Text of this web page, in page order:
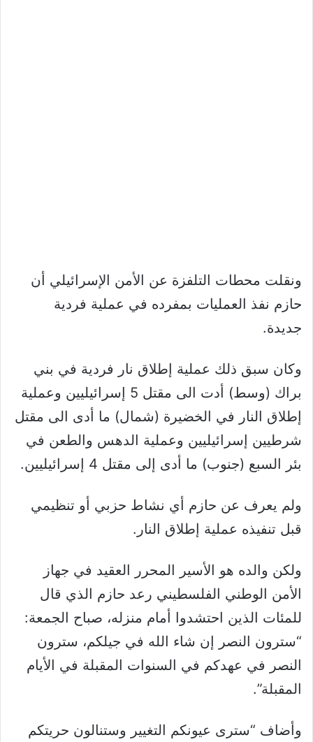
ونقلت محطات التلفزة عن الأمن الإسرائيلي أن
حازم نفذ العمليات بمفرده في عملية فردية
جديدة.
وكان سبق ذلك عملية إطلاق نار فردية في بني
براك (وسط) أدت الى مقتل 5 إسرائيليين وعملية
إطلاق النار في الخضيرة (شمال) ما أدى الى مقتل
شرطيين إسرائيليين وعملية الدهس والطعن في
بئر السبع (جنوب) ما أدى إلى مقتل 4 إسرائيليين.
ولم يعرف عن حازم أي نشاط حزبي أو تنظيمي
قبل تنفيذه عملية إطلاق النار.
ولكن والده هو الأسير المحرر العقيد في جهاز
الأمن الوطني الفلسطيني رعد حازم الذي قال
للمئات الذين احتشدوا أمام منزله، صباح الجمعة:
“سترون النصر إن شاء الله في جيلكم، سترون
النصر في عهدكم في السنوات المقبلة في الأيام
المقبلة”.
وأضاف “سترى عيونكم التغيير وستنالون حريتكم